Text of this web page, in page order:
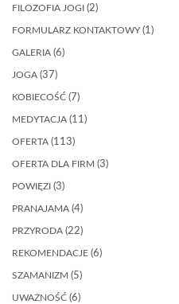
FILOZOFIA JOGI (2)
FORMULARZ KONTAKTOWY(1)
GALERIA (6)
JOGA (37)
KOBIECOŚĆ (7)
MEDYTACJA (11)
OFERTA (113)
OFERTA DLA FIRM (3)
POWIĘZI (3)
PRANAJAMA (4)
PRZYRODA (22)
REKOMENDACJE (6)
SZAMANIZM (5)
UWAŻNOŚĆ (6)